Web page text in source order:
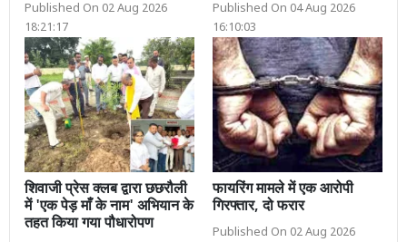
Published On 02 Aug 2026
18:21:17
Published On 04 Aug 2026
16:10:03
शिवाजी प्रेस क्लब द्वारा छछरौली
में 'एक पेड़ माँ के नाम' अभियान के
तहत किया गया पौधारोपण
फायरिंग मामले में एक आरोपी
गिरफ्तार, दो फरार
Published On 02 Aug 2026